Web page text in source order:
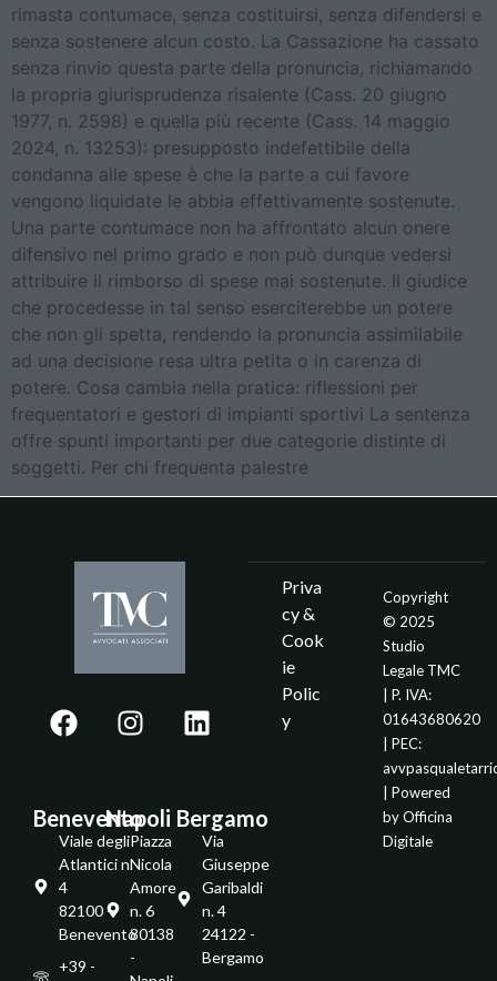
rimasta contumace, senza costituirsi, senza difendersi e
senza sostenere alcun costo. La Cassazione ha cassato
senza rinvio questa parte della pronuncia, richiamando
la propria giurisprudenza risalente (Cass. 20 giugno
1977, n. 2598) e quella più recente (Cass. 14 maggio
2024, n. 13253): presupposto indefettibile della
condanna alle spese è che la parte a cui favore
vengono liquidate le abbia effettivamente sostenute.
Una parte contumace non ha affrontato alcun onere
difensivo nel primo grado e non può dunque vedersi
attribuire il rimborso di spese mai sostenute. Il giudice
che procedesse in tal senso eserciterebbe un potere
che non gli spetta, rendendo la pronuncia assimilabile
ad una decisione resa ultra petita o in carenza di
potere. Cosa cambia nella pratica: riflessioni per
frequentatori e gestori di impianti sportivi La sentenza
offre spunti importanti per due categorie distinte di
soggetti. Per chi frequenta palestre
Benevento
Viale degli
Atlantici n.
4
82100 -
Benevento
+39 -
Napoli
Piazza
Nicola
Amore
n. 6
80138
-
Bergamo
Via
Giuseppe
Garibaldi
n. 4
24122 -
Bergamo
Priva
cy &
Cook
ie
Polic
y
Copyright
© 2025
Studio
Legale TMC
| P. IVA:
01643680620
| PEC:
| Powered
byOfficina
Digitale